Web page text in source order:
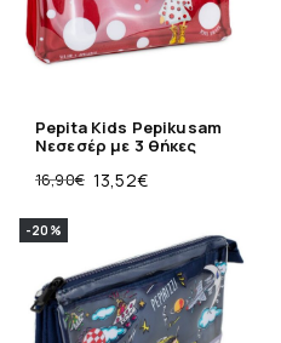
Pepita Kids Pepikusam
Νεσεσέρ με 3 θήκες
16,90€ 13,52€
-20%